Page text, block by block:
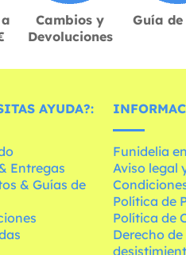
Cambios y
Devoluciones
Guía
AYUDA?:
Entregas
& Guías de
Funidelia
Aviso legal
Política de
Política de
Derecho de